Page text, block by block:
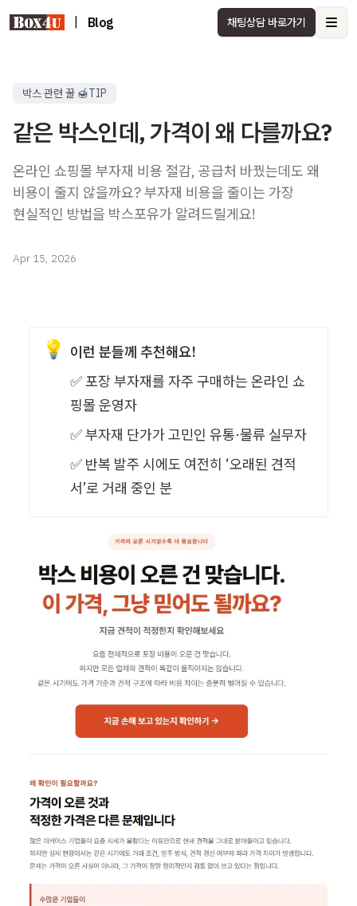
Blog 채팅상담 바로가기
박스 관련 꿀 🍯TIP
같은 박스인데, 가격이 왜 다를까요?
온라인 쇼핑몰 부자재 비용 절감, 공급처 바꿨는데도 왜
비용이 줄지 않을까요? 부자재 비용을 줄이는 가장
현실적인 방법을 박스포유가 알려드릴게요!
Apr 15, 2026
💡 이런 분들께 추천해요!
✅ 포장 부자재를 자주 구매하는 온라인 쇼
핑몰 운영자
✅ 부자재 단가가 고민인 유통·물류 실무자
✅ 반복 발주 시에도 여전히 ‘오래된 견적
서’로 거래 중인 분